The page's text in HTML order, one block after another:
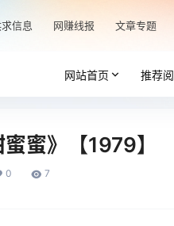
信息 网赚线报 文章专题
网站首页 推荐
蜜》【1979】
0 7